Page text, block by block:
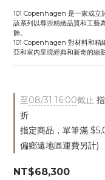
101 Copenhagen 是一家成立
該系列以尊崇精緻品質和工藝
飾。
101 Copenhagen 對材料和精
亞和室內呈現經典和新奇的縮影
至08/31 16:00截止
折
指定商品，單筆滿
偏鄉遠地區運費另計)
NT$68,300